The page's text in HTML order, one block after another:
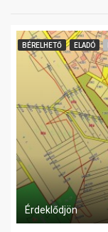
BÉRELHETŐ ELADÓ
Érdeklődjön